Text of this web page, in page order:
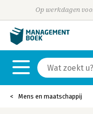
Op werkdagen
Mens en maatschappij